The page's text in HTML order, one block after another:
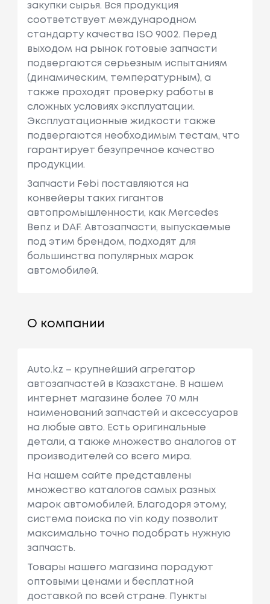
закупки сырья. Вся продукция
соответствует международном
стандарту качества ISO 9002. Перед
выходом на рынок готовые запчасти
подвергаются серьезным испытаниям
(динамическим, температурным), а
также проходят проверку работы в
сложных условиях эксплуатации.
Эксплуатационные жидкости также
подвергаются необходимым тестам, что
гарантирует безупречное качество
продукции.
Запчасти Febi поставляются на
конвейеры таких гигантов
автопромышленности, как Mercedes
Benz и DAF. Автозапчасти, выпускаемые
под этим брендом, подходят для
большинства популярных марок
автомобилей.
О компании
Auto.kz – крупнейший агрегатор
автозапчастей в Казахстане. В нашем
интернет магазине более 70 млн
наименований запчастей и аксессуаров
на любые авто. Есть оригинальные
детали, а также множество аналогов от
производителей со всего мира.
На нашем сайте представлены
множество каталогов самых разных
марок автомобилей. Благодоря этому,
система поиска по vin коду позволит
максимально точно подобрать нужную
запчасть.
Товары нашего магазина порадуют
оптовыми ценами и бесплатной
доставкой по всей стране. Пункты